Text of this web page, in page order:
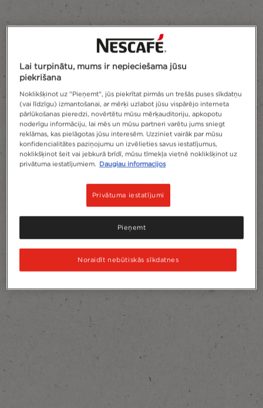
Lai turpinātu, mums ir nepieciešama jūsu
piekrišana
Noklikšķinot uz "Pieņemt", jūs piekrītat pirmās un trešās puses sīkdatņu
(vai līdzīgu) izmantošanai, ar mērķi uzlabot jūsu vispārējo interneta
pārlūkošanas pieredzi, novērtētu mūsu mērķauditoriju, apkopotu
noderīgu informāciju, lai mēs un mūsu partneri varētu jums sniegt
reklāmas, kas pielāgotas jūsu interesēm. Uzziniet vairāk par mūsu
konfidencialitātes paziņojumu un izvēlieties savus iestatījumus,
noklikšķinot šeit vai jebkurā brīdī, mūsu tīmekļa vietnē noklikšķinot uz
privātuma iestatījumiem. Daugiau informacijos
Privātuma iestatījumi
Noraidīt nebūtiskās sīkdatnes
Pieņemt